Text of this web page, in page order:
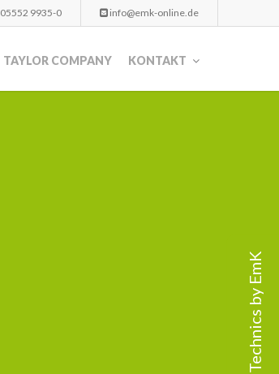
Technics by EmK
05552 9935-0 info@emk-online.de
TAYLOR COMPANY KONTAKT